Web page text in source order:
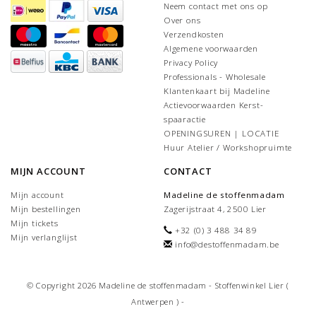
Neem contact met ons op
Over ons
Verzendkosten
Algemene voorwaarden
Privacy Policy
Professionals - Wholesale
Klantenkaart bij Madeline
Actievoorwaarden Kerst-
spaaractie
OPENINGSUREN | LOCATIE
Huur Atelier / Workshopruimte
MIJN ACCOUNT
Mijn account
Mijn bestellingen
Mijn tickets
Mijn verlanglijst
CONTACT
Madeline de stoffenmadam
Zagerijstraat 4, 2500 Lier
+32 (0) 3 488 34 89
info@destoffenmadam.be
© Copyright 2026 Madeline de stoffenmadam - Stoffenwinkel Lier (
Antwerpen ) -